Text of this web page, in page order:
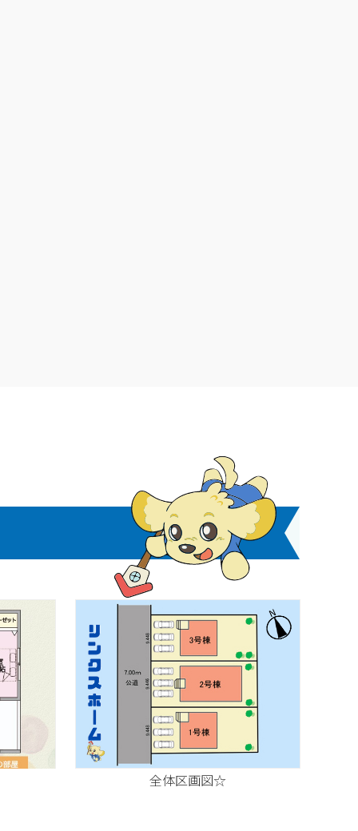
全体区画図☆